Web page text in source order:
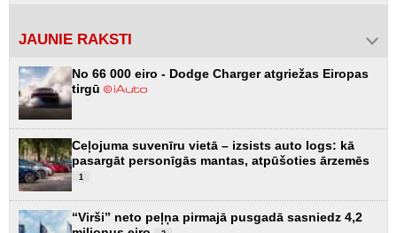
JAUNIE RAKSTI
No 66 000 eiro - Dodge Charger atgriežas Eiropas
tirgū
Ceļojuma suvenīru vietā – izsists auto logs: kā
pasargāt personīgās mantas, atpūšoties ārzemēs
1
“Virši” neto peļņa pirmajā pusgadā sasniedz 4,2